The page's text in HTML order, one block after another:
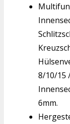
8/10/15
6mm.